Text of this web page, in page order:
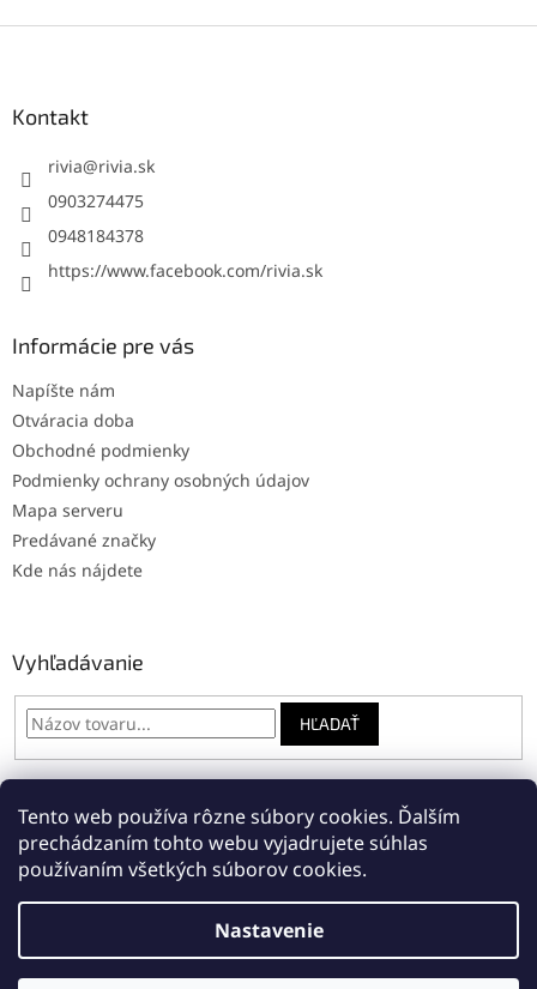
Tento web používa rôzne súbory cookies. Ďalším
prechádzaním tohto webu vyjadrujete súhlas
používaním všetkých súborov cookies.
Nastavenie
Kontakt
rivia@rivia.sk
0903274475
0948184378
https://www.facebook.com/rivia.sk
Informácie pre vás
Napíšte nám
Otváracia doba
Obchodné podmienky
Podmienky ochrany osobných údajov
Mapa serveru
Predávané značky
Kde nás nájdete
Vyhľadávanie
HĽADAŤ
Online: registrácia na servis Napíšte nám
Vytvoril Shoptet